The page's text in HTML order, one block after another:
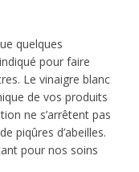
quelques
pour faire
Le vinaigre blanc
de vos produits
ne s’arrêtent pas
piqûres d’abeilles.
pour nos soins